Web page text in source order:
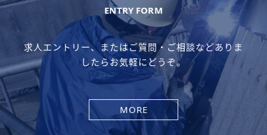
ENTRY FORM
求人エントリー、またはご質問・ご相談などありま
したらお気軽にどうぞ。
MORE